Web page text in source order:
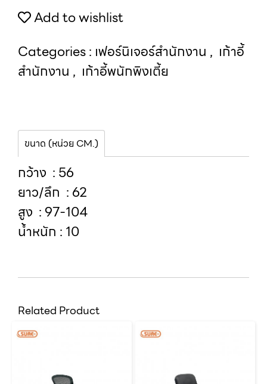
Add to wishlist
Categories : เฟอร์นิเจอร์สำนักงาน , เก้าอี้
สำนักงาน , เก้าอี้พนักพิงเตี้ย
ขนาด (หน่วย CM.)
กว้าง : 56
ยาว/ลึก : 62
สูง : 97-104
น้ำหนัก : 10
Related Product